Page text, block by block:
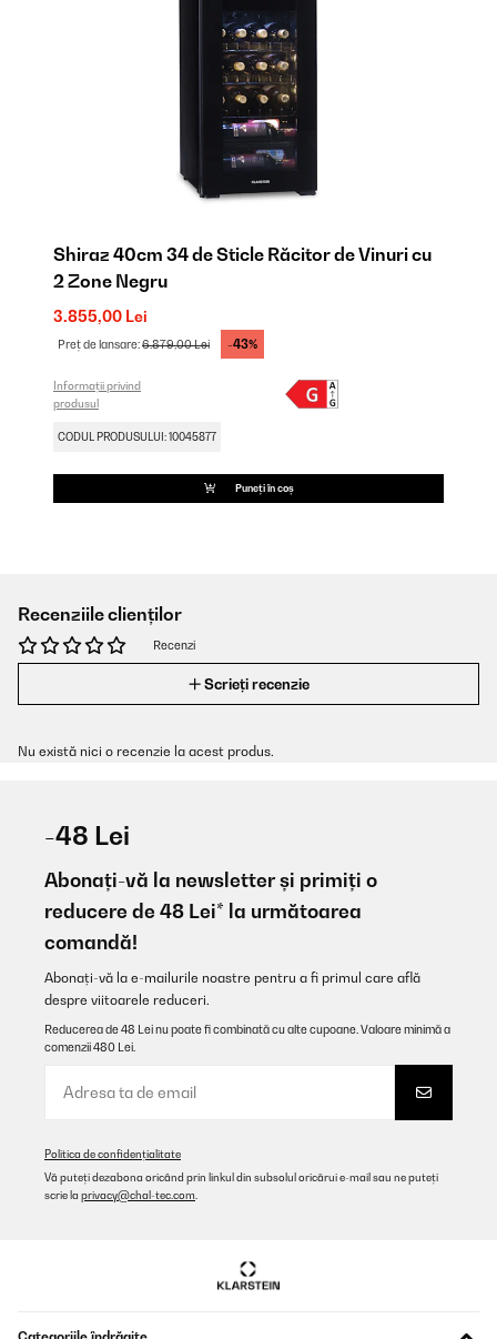
Shiraz 40cm 34 de Sticle Răcitor de Vinuri cu
2 Zone Negru
3.855,00 Lei
Preț de lansare:6.879,00 Lei -43%
Informații privind
produsul
CODUL PRODUSULUI: 10045877
Puneți în coș
Recenziile clienților
Recenzi
Scrieți recenzie
Nu există nici o recenzie la acest produs.
-48 Lei
Abonați-vă la newsletter și primiți o
reducere de 48 Lei* la următoarea
comandă!
Abonați-vă la e-mailurile noastre pentru a fi primul care află
despre viitoarele reduceri.
Reducerea de 48 Lei nu poate fi combinată cu alte cupoane. Valoare minimă a
comenzii 480 Lei.
Politica de confidențialitate
Vă puteți dezabona oricând prin linkul din subsolul oricărui e-mail sau ne puteți
scrie la privacy@chal-tec.com